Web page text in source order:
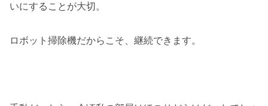
いにすることが大切。
ロボット掃除機だからこそ、継続できます。